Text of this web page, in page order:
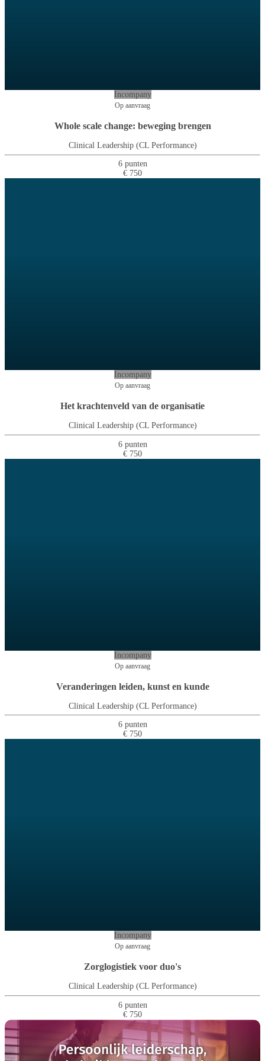
Incompany
Op aanvraag
Whole scale change: beweging brengen
Clinical Leadership (CL Performance)
6 punten
€ 750
Incompany
Op aanvraag
Het krachtenveld van de organisatie
Clinical Leadership (CL Performance)
6 punten
€ 750
Incompany
Op aanvraag
Veranderingen leiden, kunst en kunde
Clinical Leadership (CL Performance)
6 punten
€ 750
Incompany
Op aanvraag
Zorglogistiek voor duo's
Clinical Leadership (CL Performance)
6 punten
€ 750